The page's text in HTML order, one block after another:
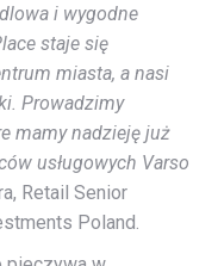
i wygodne
staje się
miasta, a nasi
Prowadzimy
mamy nadzieję już
usługowych Varso
Retail Senior
Poland.